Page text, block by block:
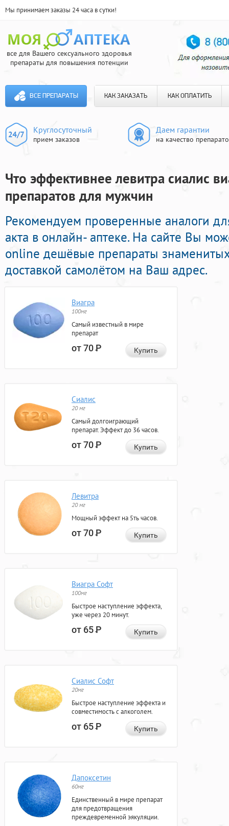
Мы принимаем заказы 24 часа в сутки!
все для Вашего сексуального здоровья
препараты для повышения потенции
ВСЕ ПРЕПАРАТЫ КАК ЗАКАЗАТЬ КАК ОПЛАТИТЬ
Круглосуточный
прием заказов
Даем гарантии
на качество
Что эффективнее левитра сиалис
препаратов для мужчин
Рекомендуем проверенные аналоги
акта в онлайн- аптеке. На сайте Вы
online дешёвые препараты
доставкой самолётом на Ваш адрес.
Виагра
100мг
Самый известный в мире
препарат
от 70Р Купить
Сиалис
20 мг
Самый долгоиграющий
препарат. Эффект до 36 часов.
от 70Р Купить
Левитра
20 мг
Мощный эффект на 5ть часов.
от 70Р Купить
Виагра Софт
100мг
Быстрое наступление эффекта,
уже через 20 минут.
от 65Р Купить
Сиалис Софт
20мг
Быстрое наступление эффекта и
совместимость с алкоголем.
от 65Р Купить
Дапоксетин
60мг
Единственный в мире препарат
для предотвращения
преждевременной эякуляции.